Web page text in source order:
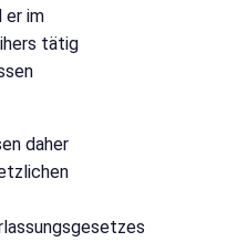
er im
tätig
daher